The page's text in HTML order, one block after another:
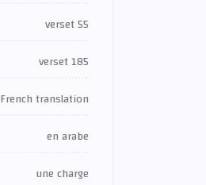
verset 55
verset 185
French translation
en arabe
une charge